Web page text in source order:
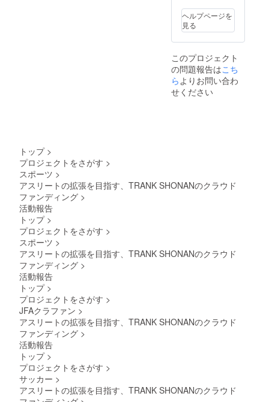
日〜1年
間掲載
・掲載
方法：
み ・注
意事
項：掲
載を希
望され
れない
とご記
入くだ
さい。
・掲載
方法：
文字の
項：掲
載を希
望され
る方
は、備
「掲載
なし」
ヘルプページを
見る
このプロジェクト
の問題報告はこち
ら よりお問い合わ
せください
トップ >
プロジェクトをさがす >
スポーツ >
アスリートの拡張を目指す、TRANK SHONANのクラウド
ファンディング >
活動報告
トップ >
プロジェクトをさがす >
スポーツ >
アスリートの拡張を目指す、TRANK SHONANのクラウド
ファンディング >
活動報告
トップ >
プロジェクトをさがす >
JFAクラファン >
アスリートの拡張を目指す、TRANK SHONANのクラウド
ファンディング >
活動報告
トップ >
プロジェクトをさがす >
サッカー >
アスリートの拡張を目指す、TRANK SHONANのクラウド